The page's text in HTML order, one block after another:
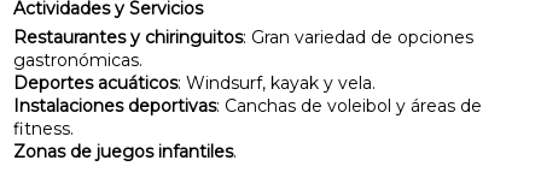
Actividades y Servicios
Restaurantes y chiringuitos: Gran variedad de opciones
gastronómicas.
Deportes acuáticos: Windsurf, kayak y vela.
Instalaciones deportivas: Canchas de voleibol y áreas de
fitness.
Zonas de juegos infantiles.